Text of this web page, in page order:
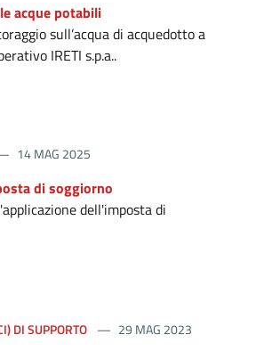
acque potabili
sull’acqua di acquedotto a
IRETI s.p.a..
14 MAG 2025
di soggiorno
dell'imposta di
DI SUPPORTO 29 MAG 2023